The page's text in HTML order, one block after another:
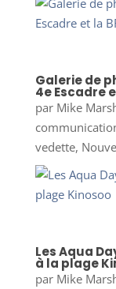
Galerie de
4e Escadre
par Mike
vedette,
Les Aqua
à la plage
par Mike